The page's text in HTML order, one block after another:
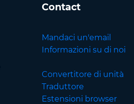
Contact
Mandaci un'email
Informazioni su di noi
Convertitore di unità
Traduttore
Estensioni browser